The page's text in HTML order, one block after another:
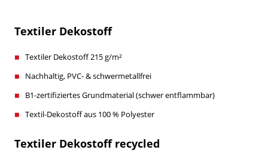
Textiler Dekostoff
Textiler Dekostoff 215 g/m²
Nachhaltig, PVC- & schwermetallfrei
B1-zertifiziertes Grundmaterial (schwer entflammbar)
Textil-Dekostoff aus 100 % Polyester
Textiler Dekostoff recycled